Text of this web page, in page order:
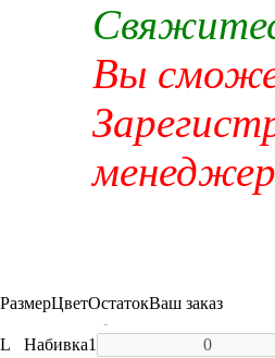
Вы
РазмерЦветОстатокВаш заказ
L Набивка1
-